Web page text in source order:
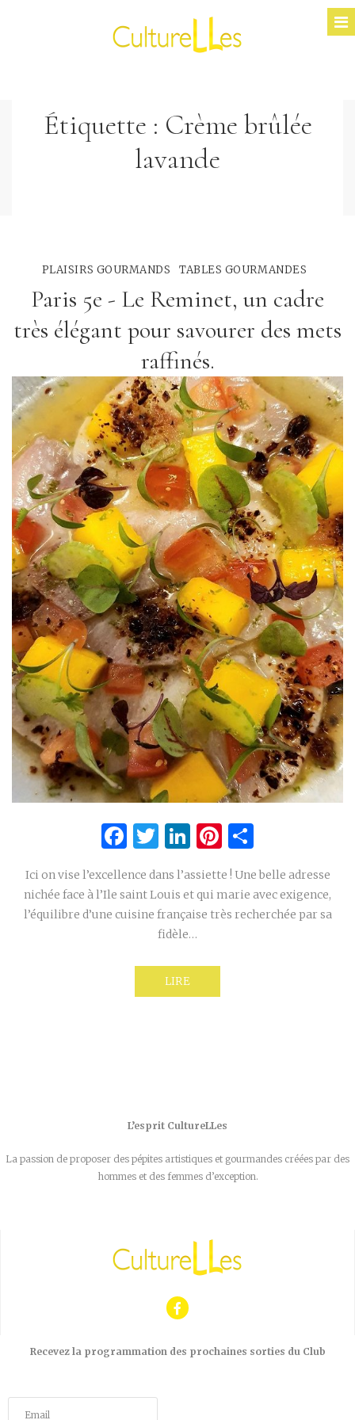
Étiquette : Crème brûlée
lavande
PLAISIRS GOURMANDS TABLES GOURMANDES
Paris 5e - Le Reminet, un cadre
très élégant pour savourer des mets
raffinés.
Facebook
Twitter
LinkedIn
Pinterest
Ici on vise l’excellence dans l’assiette ! Une belle adresse
nichée face à l’Ile saint Louis et qui marie avec exigence,
l’équilibre d’une cuisine française très recherchée par sa
fidèle…
LIRE
L’esprit CultureLLes
La passion de proposer des pépites artistiques et gourmandes créées par des
hommes et des femmes d’exception.
Recevez la programmation des prochaines sorties du Club